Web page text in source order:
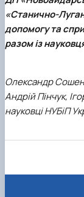
«Станично-
допомогу та
разом із
Олександр
Андрій Пінчук,
науковці НУБіП